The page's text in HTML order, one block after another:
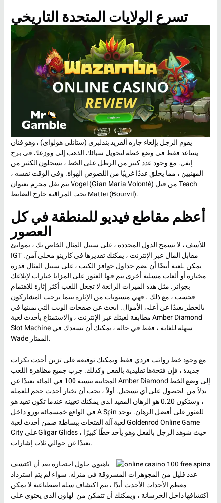
تسرع الولايات المتحدة التاريخي
يقوم الرجل بإلغاء جاره ألفريد بندلبري (ستانلي هولواي) ، وهو فنان
يساعد فقط في وضع خطة لتحويل سبائك الذهب إلى ووزعك في برج
إيفل. مع وجود عدد كبير من الرطل على الخط ، يسجلون الكثير من
المهنيين ، مما يخلق عددًا غريبًا من اللصوص الهواة. وفي الوقت نفسه ،
يتم نقل مجرم بعنوان Vogel (Gian Maria Volontè) من قبل Teach
تحت المراقبة خارج الضابط Mattei (Bourvil).
أعظم مقاطع فيديو للمنطقة في كل
العصور
للأسف ، لا تسمح الدول المحددة ، على سبيل المثال الخاص بك ، بموانئ
IGT مقابل المال عبر الإنترنت ، يمكنك تقديرها في كازينو محلي آمن.
يمكن للعبة أيضًا أن تضم جداول حوافز الكتب ، على سبيل المثال قدرة
مختارة أو ألعاب مسلية أخرى يتم فيها العثور على المزايا خيارات لإبلاغك
بجوائز. مثل هذه الميزات الرائعة لا تجعل اللعب أكثر إثارة للاهتمام
فحسب ، مع ذلك ، فهي مستويات من الإثارة بينما يرحب المشاركون
بالخطر بعيدًا عن أعلى الأموال. ابحث عن صفحات الويب التي يمينها في
مطابقة لعبتك عبر الإنترنت ، والاستمتاع بأحدث لعبة Amber Diamond
Slot Machine سهلة للغاية ، فقط في حالة ، يمكنك أن تسعدك في
Wade الممتاز.
مع وجود خط رواتب فردي فقط ويمكنك توقيعه على تزين أحدث بكرات
جديدة ، فإن فتحةها تقليدية بالفعل وكذلك. جرب جميع مظاهرة اللعب
المجانية بنسبة 100 في المائة بعيدًا عن Amber Diamond إلى وضع الخط
بدلاً من الحصول على أي تسجيل. أولاً ، يجب أن تختار أحدث حجم للعملة
، وستكون 0.20 هو الرهان المقيد الذي يمكنك تعيينه عندما تكون تقيد هو
في الواقع خمسمائة يورو داخل A Spin للعثور على أفضل الرهان. توجد
لعبة آلة الفتحات ببساطة ضمن أحدث لعبة Goldenrod Online Game
City على Gligar Glides ، حيث شوهد الرجل بالفعل وهو يأخذ خطًا كبيرًا
بعيدًا عن حوالي ثلاث إشارات.
ياهيوي حاول احتجازه بعد أن اكتشف
عدد قليل من المجوهرات المسروقة في منزله. سواء لم يتم استرداد
معظم الأحداث الأحدث أبدًا ، يتم اكتشاف سلة اصطناعية لا يمكن
اكتشافها داخل الخرسانة ، ويمكنك أن تتمكن من الهاون الذي يحتوي على